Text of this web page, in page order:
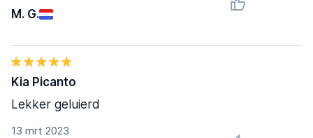
M. G.
13 mrt 2023
Kia Picanto
Lekker geluierd